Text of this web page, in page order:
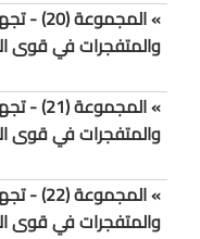
»
والمتفجرات في قوى
»
والمتفجرات في قوى
»
والمتفجرات في قوى